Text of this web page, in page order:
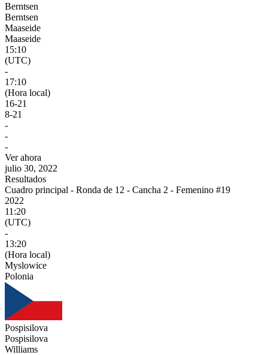
Berntsen
Berntsen
Maaseide
Maaseide
15:10
(UTC)
-
17:10
(Hora local)
16-21
8-21
-
-
-
Ver ahora
julio 30, 2022
Resultados
Cuadro principal - Ronda de 12 - Cancha 2 - Femenino #19
2022
11:20
(UTC)
-
13:20
(Hora local)
Myslowice
Polonia
Pospisilova
Pospisilova
Williams